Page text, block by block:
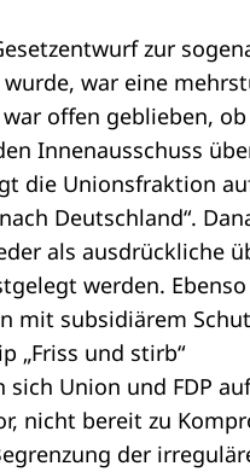
zur
war eine
offen geblieben,
Innenausschuss
die Unionsfraktion
Deutschland“.
als ausdrückliche
werden.
mit subsidiärem
„Friss und stirb“
Union und FDP
nicht bereit zu
der